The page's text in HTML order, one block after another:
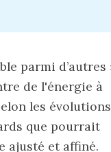
parmi d’autres
de l'énergie à
les évolutions
que pourrait
ajusté et affiné.